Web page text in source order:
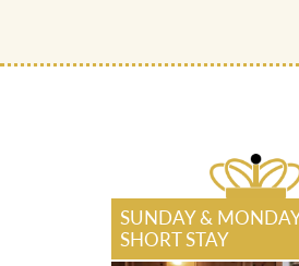
SUNDAY &
SHORT STAY